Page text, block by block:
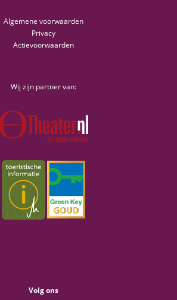
Algemene voorwaarden
Privacy
Actievoorwaarden
Wij zijn partner van:
Volg ons